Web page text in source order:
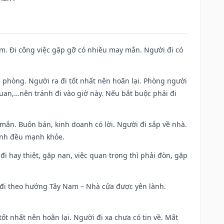
Đi công việc gặp gỡ có nhiều may mắn. Người đi có
Người ra đi tốt nhất nên hoãn lại. Phòng người
tránh đi vào giờ này. Nếu bắt buộc phải đi
Buôn bán, kinh doanh có lời. Người đi sắp về nhà.
đều mạnh khỏe.
hay thiệt, gặp nạn, việc quan trọng thì phải đòn, gặp
theo hướng Tây Nam – Nhà cửa được yên lành.
nhất nên hoãn lại. Người đi xa chưa có tin về. Mất